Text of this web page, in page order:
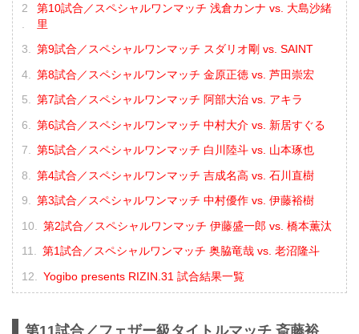
第10試合／スペシャルワンマッチ 浅倉カンナ vs. 大島沙緒
里
第9試合／スペシャルワンマッチ スダリオ剛 vs. SAINT
第8試合／スペシャルワンマッチ 金原正徳 vs. 芦田崇宏
第7試合／スペシャルワンマッチ 阿部大治 vs. アキラ
第6試合／スペシャルワンマッチ 中村大介 vs. 新居すぐる
第5試合／スペシャルワンマッチ 白川陸斗 vs. 山本琢也
第4試合／スペシャルワンマッチ 吉成名高 vs. 石川直樹
第3試合／スペシャルワンマッチ 中村優作 vs. 伊藤裕樹
第2試合／スペシャルワンマッチ 伊藤盛一郎 vs. 橋本薫汰
第1試合／スペシャルワンマッチ 奥脇竜哉 vs. 老沼隆斗
Yogibo presents RIZIN.31 試合結果一覧